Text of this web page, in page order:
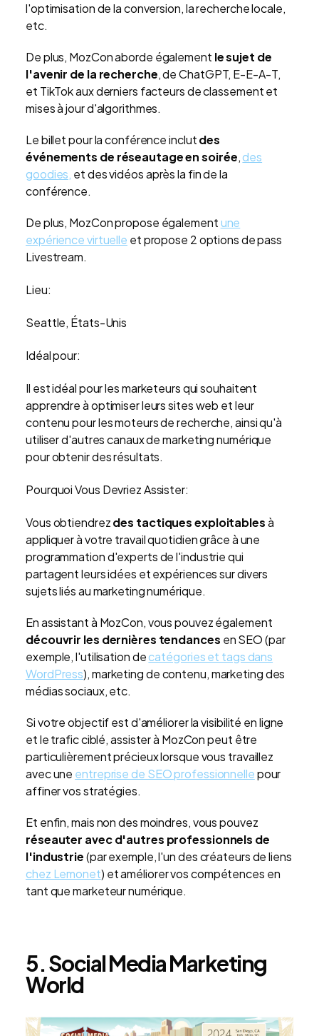
l'optimisation de la conversion, la recherche locale,
etc.
De plus, MozCon aborde également le sujet de
l'avenir de la recherche, de ChatGPT, E-E-A-T,
et TikTok aux derniers facteurs de classement et
mises à jour d'algorithmes.
Le billet pour la conférence inclutdes
événements de réseautage en soirée,des
goodies, et des vidéos après la fin de la
conférence.
De plus, MozCon propose égalementune
expérience virtuelle et propose 2 options de pass
Livestream.
Lieu:
Seattle, États-Unis
Idéal pour:
Il est idéal pour les marketeurs qui souhaitent
apprendre à optimiser leurs sites web et leur
contenu pour les moteurs de recherche, ainsi qu'à
utiliser d'autres canaux de marketing numérique
pour obtenir des résultats.
Pourquoi Vous Devriez Assister:
Vous obtiendrezdes tactiques exploitablesà
appliquer à votre travail quotidien grâce à une
programmation d'experts de l'industrie qui
partagent leurs idées et expériences sur divers
sujets liés au marketing numérique.
En assistant à MozCon, vous pouvez également
découvrir les dernières tendances en SEO (par
exemple, l'utilisation decatégories et tags dans
WordPress), marketing de contenu, marketing des
médias sociaux, etc.
Si votre objectif est d'améliorer la visibilité en ligne
et le trafic ciblé, assister à MozCon peut être
particulièrement précieux lorsque vous travaillez
avec une entreprise de SEO professionnellepour
affiner vos stratégies.
Et enfin, mais non des moindres, vous pouvez
réseauter avec d'autres professionnels de
l'industrie(par exemple, l'un des créateurs de liens
chez Lemonet) et améliorer vos compétences en
tant que marketeur numérique.
5. Social Media Marketing
World